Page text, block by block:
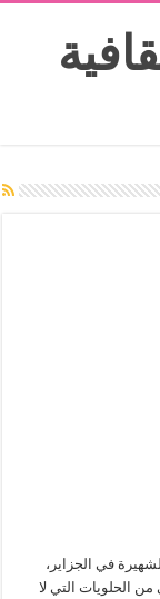
في الجزاير،
من الحلويات التي لا